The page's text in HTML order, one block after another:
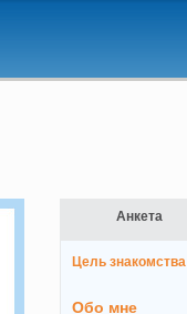
Анкета
Цель знакомства
Обо мне